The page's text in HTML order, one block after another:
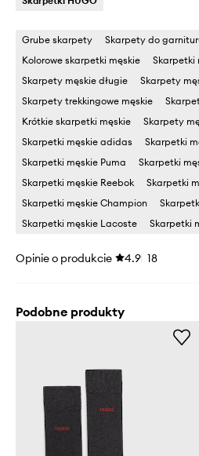
Grube skarpety
Skarpety do
Kolorowe skarpetki męskie
Skarpetki
Skarpety męskie długie
Skarpety
Skarpety trekkingowe męskie
Krótkie skarpetki męskie
Skarpety
Skarpetki męskie adidas
Skarpetki
Skarpetki męskie Puma
Skarpetki
Skarpetki męskie Reebok
Skarpetki
Skarpetki męskie Champion
Skarpetki męskie Lacoste
Skarpetki
Opinie o produkcie 4.9 18
Podobne produkty